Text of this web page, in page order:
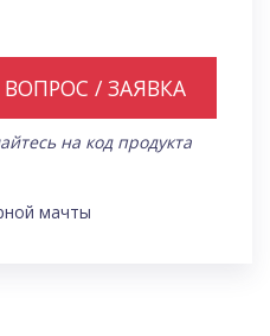
ВОПРОС / ЗАЯВКА
на код продукта
мачты